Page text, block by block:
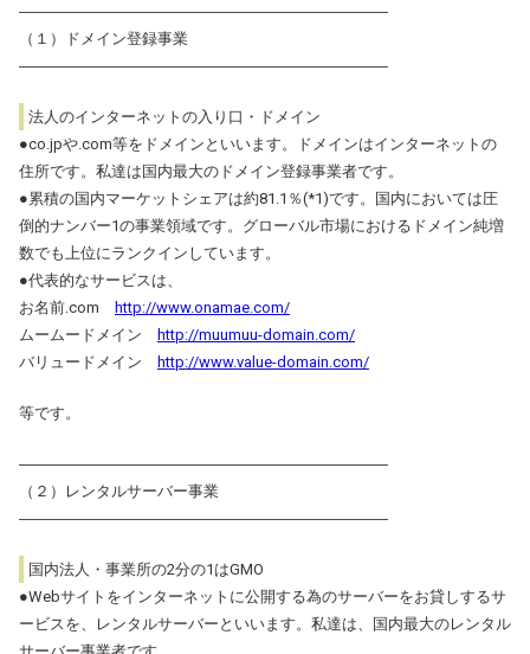
――――――――――――――――――――――――
（１）ドメイン登録事業
――――――――――――――――――――――――
法人のインターネットの入り口・ドメイン
●co.jpや.com等をドメインといいます。ドメインはインターネットの
住所です。私達は国内最大のドメイン登録事業者です。
●累積の国内マーケットシェアは約81.1％(*1)です。国内においては圧
倒的ナンバー1の事業領域です。グローバル市場におけるドメイン純増
数でも上位にランクインしています。
●代表的なサービスは、
お名前.com
http://www.onamae.com/
ムームードメイン
http://muumuu-domain.com/
バリュードメイン
http://www.value-domain.com/
等です。
――――――――――――――――――――――――
（２）レンタルサーバー事業
――――――――――――――――――――――――
国内法人・事業所の2分の1はGMO
●Webサイトをインターネットに公開する為のサーバーをお貸しするサ
ービスを、レンタルサーバーといいます。私達は、国内最大のレンタル